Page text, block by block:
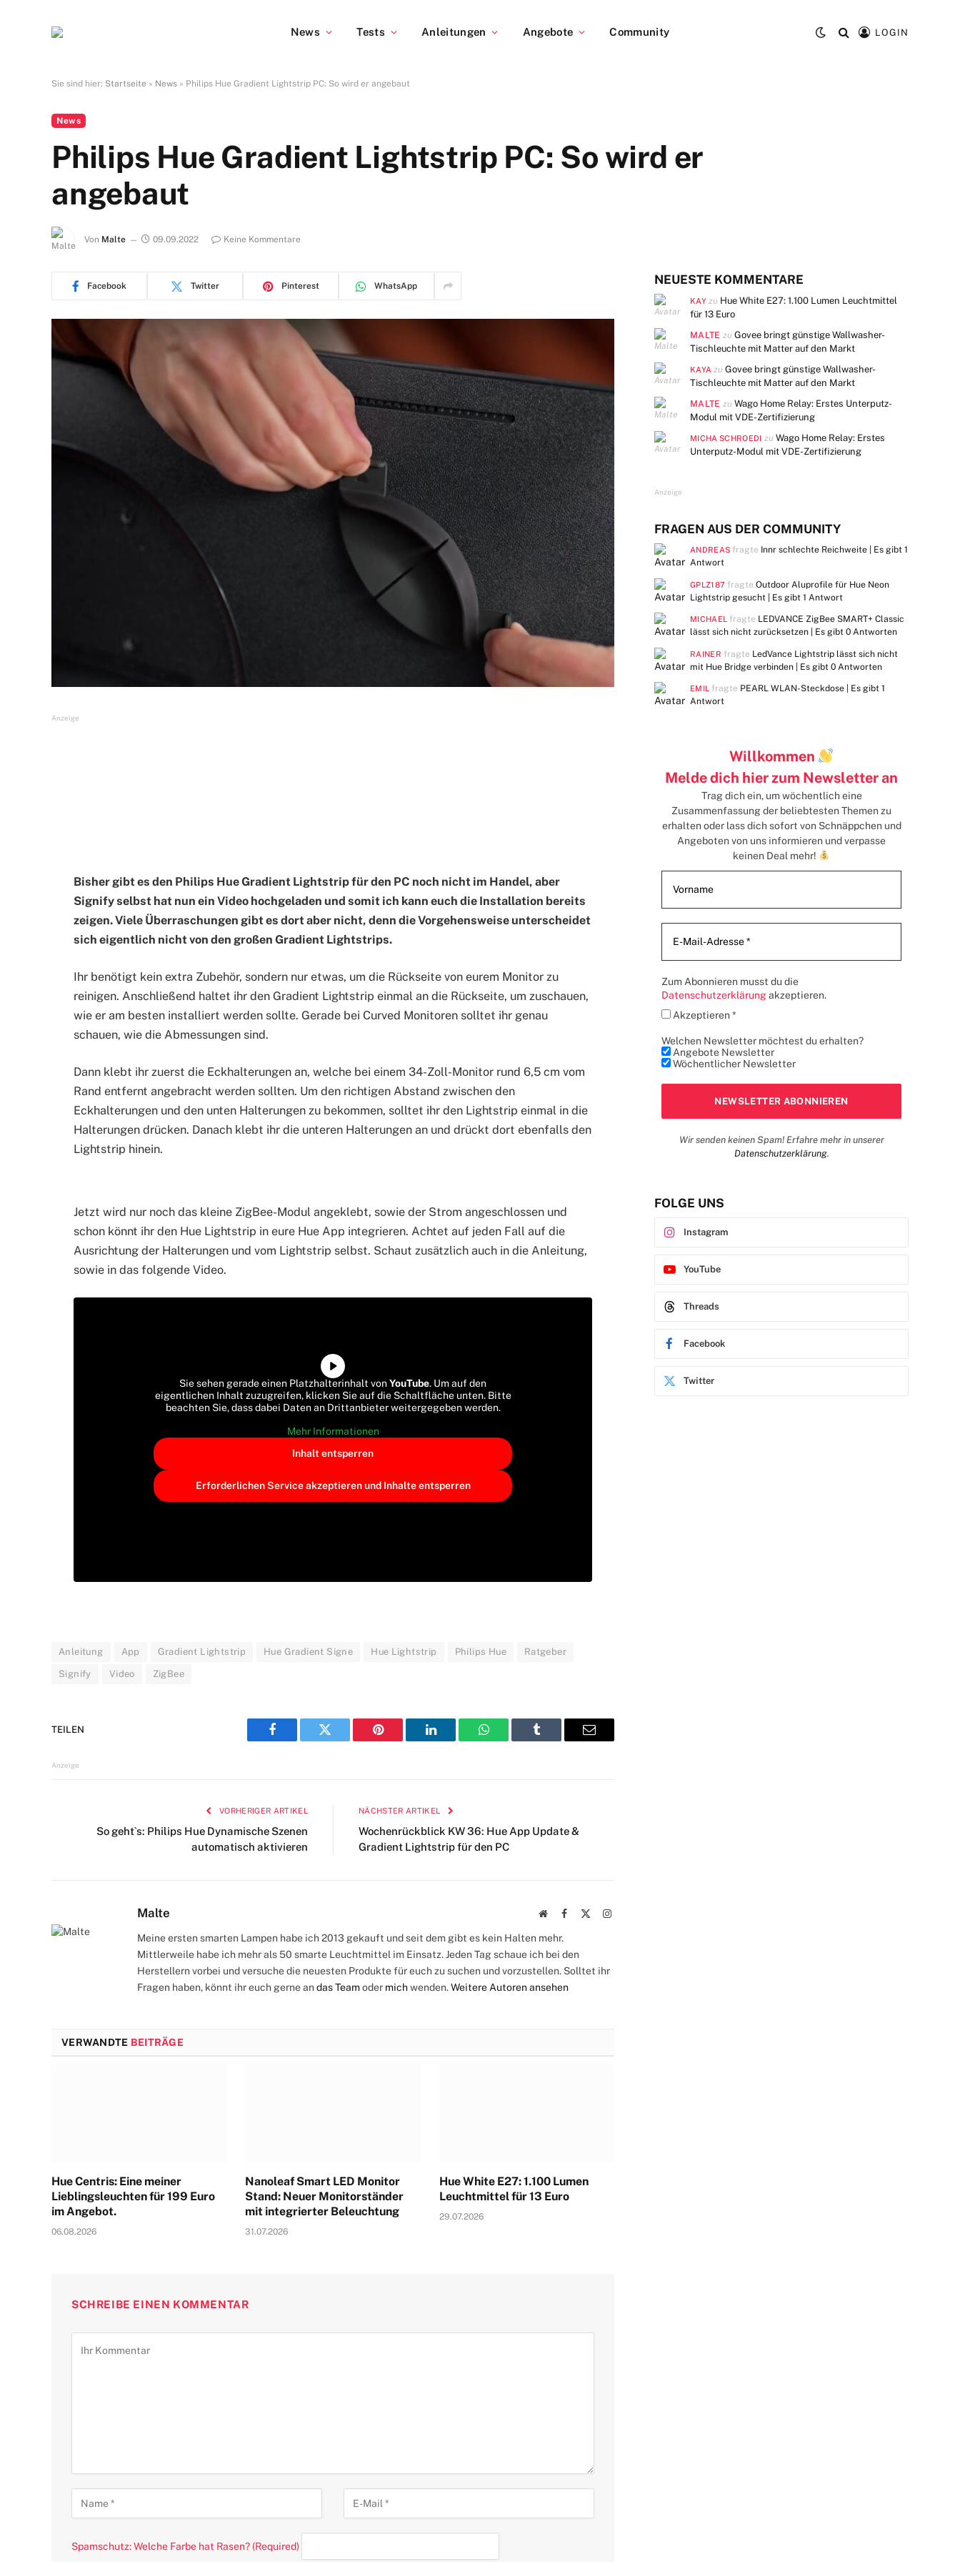
News Tests Anleitungen Angebote Community LOGIN
Sie sind hier: Startseite » News » Philips Hue Gradient Lightstrip PC: So wird er angebaut
News
Philips Hue Gradient Lightstrip PC: So wird er
angebaut
Von Malte 09.09.2022 Keine Kommentare
Facebook Twitter Pinterest WhatsApp
Anzeige
Bisher gibt es den Philips Hue Gradient Lightstrip für den PC noch nicht im Handel, aber
Signify selbst hat nun ein Video hochgeladen und somit ich kann euch die Installation bereits
zeigen. Viele Überraschungen gibt es dort aber nicht, denn die Vorgehensweise unterscheidet
sich eigentlich nicht von den großen Gradient Lightstrips.
Ihr benötigt kein extra Zubehör, sondern nur etwas, um die Rückseite von eurem Monitor zu
reinigen. Anschließend haltet ihr den Gradient Lightstrip einmal an die Rückseite, um zuschauen,
wie er am besten installiert werden sollte. Gerade bei Curved Monitoren solltet ihr genau
schauen, wie die Abmessungen sind.
Dann klebt ihr zuerst die Eckhalterungen an, welche bei einem 34-Zoll-Monitor rund 6,5 cm vom
Rand entfernt angebracht werden sollten. Um den richtigen Abstand zwischen den
Eckhalterungen und den unten Halterungen zu bekommen, solltet ihr den Lightstrip einmal in die
Halterungen drücken. Danach klebt ihr die unteren Halterungen an und drückt dort ebenfalls den
Lightstrip hinein.
Jetzt wird nur noch das kleine ZigBee-Modul angeklebt, sowie der Strom angeschlossen und
schon könnt ihr den Hue Lightstrip in eure Hue App integrieren. Achtet auf jeden Fall auf die
Ausrichtung der Halterungen und vom Lightstrip selbst. Schaut zusätzlich auch in die Anleitung,
sowie in das folgende Video.
Sie sehen gerade einen Platzhalterinhalt vonYouTube. Um auf den
eigentlichen Inhalt zuzugreifen, klicken Sie auf die Schaltfläche unten. Bitte
beachten Sie, dass dabei Daten an Drittanbieter weitergegeben werden.
Mehr Informationen
Inhalt entsperren
Erforderlichen Service akzeptieren und Inhalte entsperren
Anleitung App Gradient Lightstrip Hue Gradient Signe Hue Lightstrip Philips Hue Ratgeber
Signify Video ZigBee
TEILEN
Facebook Twitter Pinterest LinkedIn WhatsAppTumblr
E-
Anzeige
VORHERIGER ARTIKEL
So geht`s: Philips Hue Dynamische Szenen
automatisch aktivieren
NÄCHSTER ARTIKEL
Wochenrückblick KW 36: Hue App Update &
Gradient Lightstrip für den PC
Malte WebseiteFacebook Instagram
Meine ersten smarten Lampen habe ich 2013 gekauft und seit dem gibt es kein Halten mehr.
Mittlerweile habe ich mehr als 50 smarte Leuchtmittel im Einsatz. Jeden Tag schaue ich bei den
Herstellern vorbei und versuche die neuesten Produkte für euch zu suchen und vorzustellen. Solltet ihr
Fragen haben, könnt ihr euch gerne andas Teamoder michwenden.Weitere Autoren ansehen
VERWANDTE BEITRÄGE
Hue Centris: Eine meiner
Lieblingsleuchten für 199 Euro
im Angebot.
06.08.2026
Nanoleaf Smart LED Monitor
Stand: Neuer Monitorständer
mit integrierter Beleuchtung
31.07.2026
Hue White E27: 1.100 Lumen
Leuchtmittel für 13 Euro
29.07.2026
SCHREIBE EINEN KOMMENTAR
Spamschutz: Welche Farbe hat Rasen? (Required)
NEUESTE KOMMENTARE
KAY zu Hue White E27: 1.100 Lumen Leuchtmittel
für 13 Euro
MALTE zu Govee bringt günstige Wallwasher-
Tischleuchte mit Matter auf den Markt
KAYA zuGovee bringt günstige Wallwasher-
Tischleuchte mit Matter auf den Markt
MALTE zu Wago Home Relay: Erstes Unterputz-
Modul mit VDE-Zertifizierung
MICHA SCHROEDI zu Wago Home Relay: Erstes
Unterputz-Modul mit VDE-Zertifizierung
Anzeige
FRAGEN AUS DER COMMUNITY
ANDREAS fragte Innr schlechte Reichweite | Es gibt1
Antwort
GPLZ187 fragteOutdoor Aluprofile für Hue Neon
Lightstrip gesucht | Es gibt 1 Antwort
MICHAEL fragte LEDVANCE ZigBee SMART+ Classic
lässt sich nicht zurücksetzen | Es gibt 0 Antworten
RAINER fragte LedVance Lightstrip lässt sich nicht
mit Hue Bridge verbinden | Es gibt 0 Antworten
EMIL fragte PEARL WLAN-Steckdose | Es gibt1
Antwort
Willkommen
Melde dich hier zum Newsletter an
Trag dich ein, um wöchentlich eine
Zusammenfassung der beliebtesten Themen zu
erhaltenoder lass dich sofort von Schnäppchen und
Angeboten von uns informieren und verpasse
keinen Deal mehr!
Zum Abonnieren musst du die
Datenschutzerklärung akzeptieren.
Akzeptieren *
Welchen Newsletter möchtest du erhalten?
Angebote Newsletter
Wöchentlicher Newsletter
Wir senden keinen Spam! Erfahre mehr in unserer
Datenschutzerklärung.
FOLGE UNS
Instagram
YouTube
Threads
Facebook
Twitter